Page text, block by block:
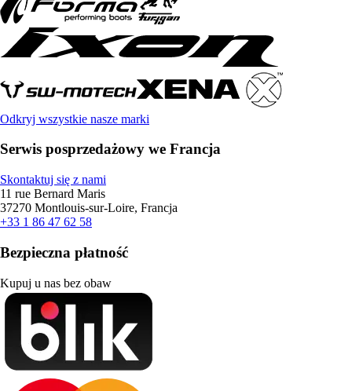
Odkryj wszystkie nasze marki
Serwis posprzedażowy we Francja
Skontaktuj się z nami
11 rue Bernard Maris
37270 Montlouis-sur-Loire, Francja
+33 1 86 47 62 58
Bezpieczna płatność
Kupuj u nas bez obaw